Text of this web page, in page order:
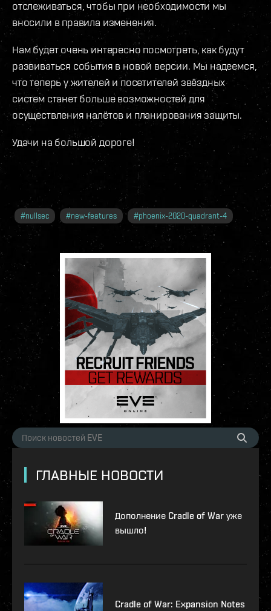
отслеживаться, чтобы при необходимости мы
вносили в правила изменения.
Нам будет очень интересно посмотреть, как будут
развиваться события в новой версии. Мы надеемся,
что теперь у жителей и посетителей звёздных
систем станет больше возможностей для
осуществления налётов и планирования защиты.
Удачи на большой дороге!
#nullsec #new-features #phoenix-2020-quadrant-4
ГЛАВНЫЕ НОВОСТИ
Дополнение Cradle of War уже
вышло!
Cradle of War: Expansion Notes